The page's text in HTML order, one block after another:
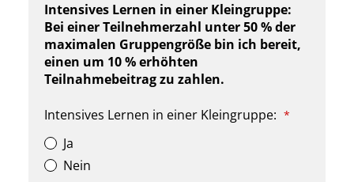
Intensives Lernen in einer Kleingruppe:
Bei einer Teilnehmerzahl unter 50 % der
maximalen Gruppengröße bin ich bereit,
einen um 10 % erhöhten
Teilnahmebeitrag zu zahlen.
Intensives Lernen in einer Kleingruppe: *
Ja
Nein